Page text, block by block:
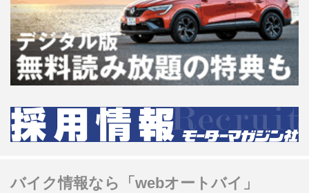
バイク情報なら「webオートバイ」